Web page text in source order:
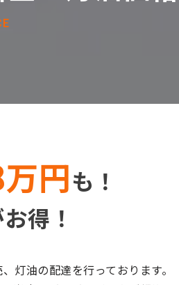
円も ！
得 ！
灯油の配達を行っております。